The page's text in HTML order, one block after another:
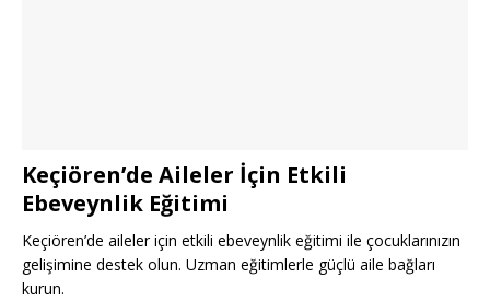
Keçiören’de Aileler İçin Etkili
Ebeveynlik Eğitimi
Keçiören’de aileler için etkili ebeveynlik eğitimi ile çocuklarınızın
gelişimine destek olun. Uzman eğitimlerle güçlü aile bağları
kurun.